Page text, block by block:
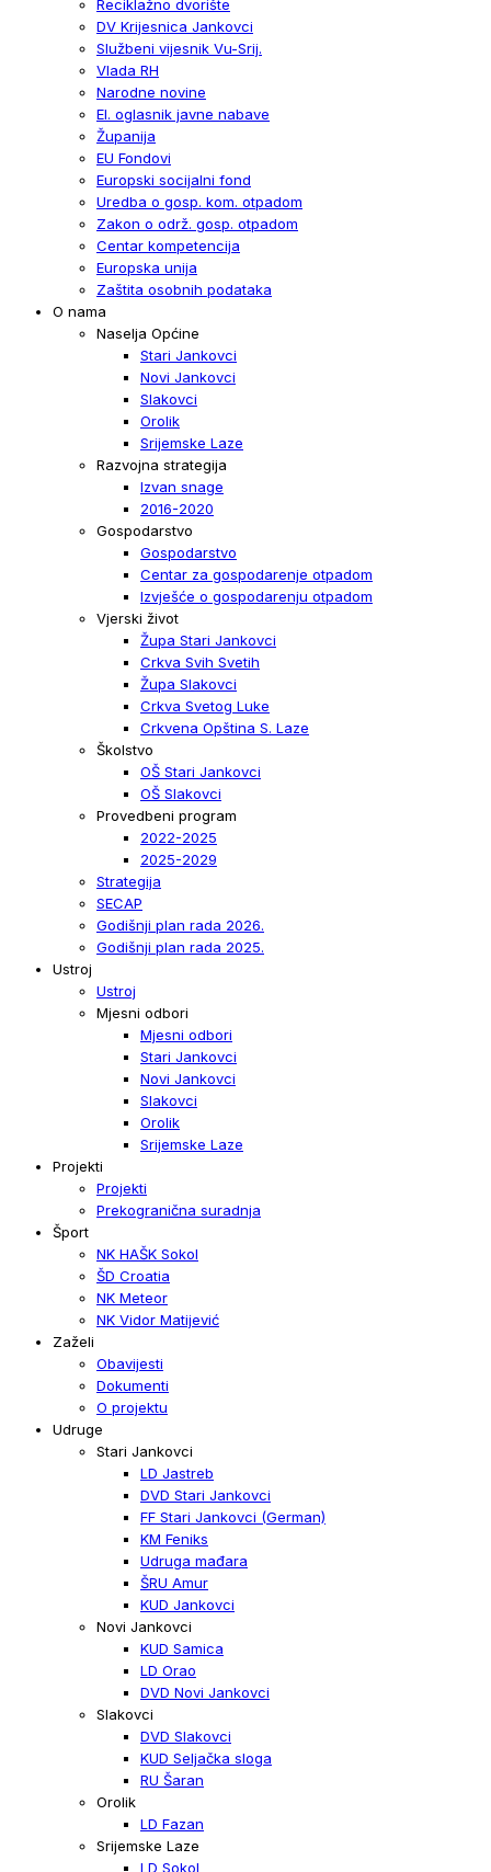
Reciklažno dvorište
DV Krijesnica Jankovci
Službeni vijesnik Vu-Srij.
Vlada RH
Narodne novine
El. oglasnik javne nabave
Županija
EU Fondovi
Europski socijalni fond
Uredba o gosp. kom. otpadom
Zakon o održ. gosp. otpadom
Centar kompetencija
Europska unija
Zaštita osobnih podataka
O nama
Naselja Općine
Stari Jankovci
Novi Jankovci
Slakovci
Orolik
Srijemske Laze
Razvojna strategija
Izvan snage
2016-2020
Gospodarstvo
Gospodarstvo
Centar za gospodarenje otpadom
Izvješće o gospodarenju otpadom
Vjerski život
Župa Stari Jankovci
Crkva Svih Svetih
Župa Slakovci
Crkva Svetog Luke
Crkvena Opština S. Laze
Školstvo
OŠ Stari Jankovci
OŠ Slakovci
Provedbeni program
2022-2025
2025-2029
Strategija
SECAP
Godišnji plan rada 2026.
Godišnji plan rada 2025.
Ustroj
Ustroj
Mjesni odbori
Mjesni odbori
Stari Jankovci
Novi Jankovci
Slakovci
Orolik
Srijemske Laze
Projekti
Projekti
Prekogranična suradnja
Šport
NK HAŠK Sokol
ŠD Croatia
NK Meteor
NK Vidor Matijević
Zaželi
Obavijesti
Dokumenti
O projektu
Udruge
Stari Jankovci
LD Jastreb
DVD Stari Jankovci
FF Stari Jankovci (German)
KM Feniks
Udruga mađara
ŠRU Amur
KUD Jankovci
Novi Jankovci
KUD Samica
LD Orao
DVD Novi Jankovci
Slakovci
DVD Slakovci
KUD Seljačka sloga
RU Šaran
Orolik
LD Fazan
Srijemske Laze
LD Sokol